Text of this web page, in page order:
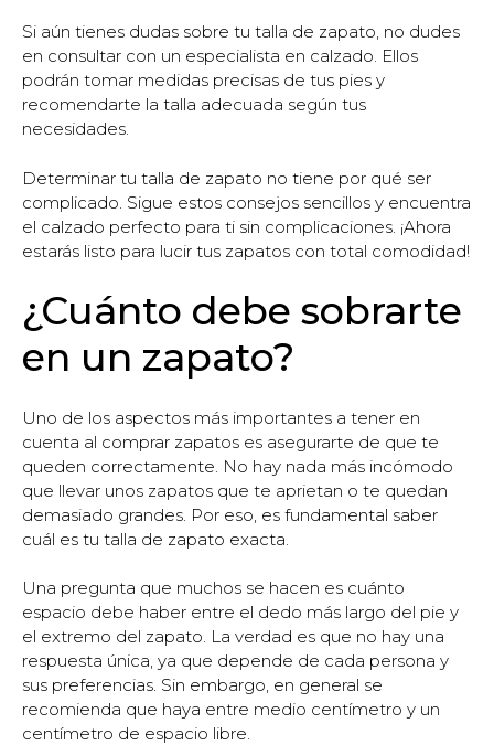
Si aún tienes dudas sobre tu talla de zapato, no dudes
en consultar con un especialista en calzado. Ellos
podrán tomar medidas precisas de tus pies y
recomendarte la talla adecuada según tus
necesidades.
Determinar tu talla de zapato no tiene por qué ser
complicado. Sigue estos consejos sencillos y encuentra
el calzado perfecto para ti sin complicaciones. ¡Ahora
estarás listo para lucir tus zapatos con total comodidad!
¿Cuánto debe sobrarte
en un zapato?
Uno de los aspectos más importantes a tener en
cuenta al comprar zapatos es asegurarte de que te
queden correctamente. No hay nada más incómodo
que llevar unos zapatos que te aprietan o te quedan
demasiado grandes. Por eso, es fundamental saber
cuál es tu talla de zapato exacta.
Una pregunta que muchos se hacen es cuánto
espacio debe haber entre el dedo más largo del pie y
el extremo del zapato. La verdad es que no hay una
respuesta única, ya que depende de cada persona y
sus preferencias. Sin embargo, en general se
recomienda que haya entre medio centímetro y un
centímetro de espacio libre.